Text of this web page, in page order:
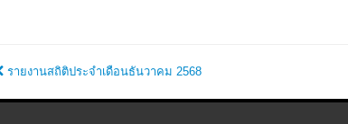
รายงานสถิติประจำเดือนธันวาคม 2568